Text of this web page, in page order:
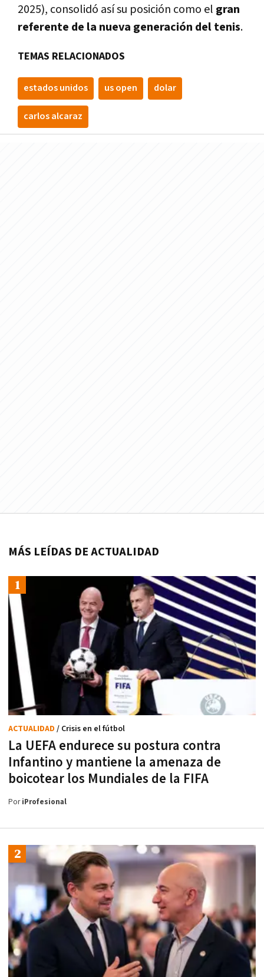
2025), consolidó así su posición como el gran
referente de la nueva generación del tenis.
TEMAS RELACIONADOS
estados unidos us open dolar
carlos alcaraz
MÁS LEÍDAS DE ACTUALIDAD
La UEFA endurece su postura contra
Infantino y mantiene la amenaza de
boicotear los Mundiales de la FIFA
ACTUALIDAD / Crisis en el fútbol
PoriProfesional